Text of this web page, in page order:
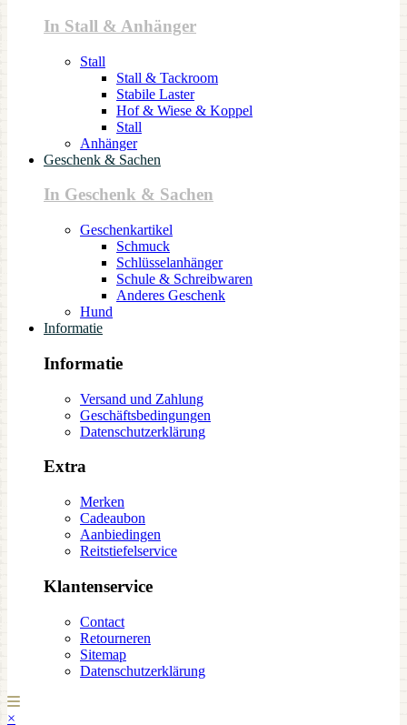
In Stall & Anhänger
Stall
Stall & Tackroom
Stabile Laster
Hof & Wiese & Koppel
Stall
Anhänger
Geschenk & Sachen
In Geschenk & Sachen
Geschenkartikel
Schmuck
Schlüsselanhänger
Schule & Schreibwaren
Anderes Geschenk
Hund
Informatie
Informatie
Versand und Zahlung
Geschäftsbedingungen
Datenschutzerklärung
Extra
Merken
Cadeaubon
Aanbiedingen
Reitstiefelservice
Klantenservice
Contact
Retourneren
Sitemap
Datenschutzerklärung
×